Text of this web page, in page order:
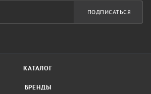
ПОДПИСАТЬСЯ
КАТАЛОГ
БРЕНДЫ